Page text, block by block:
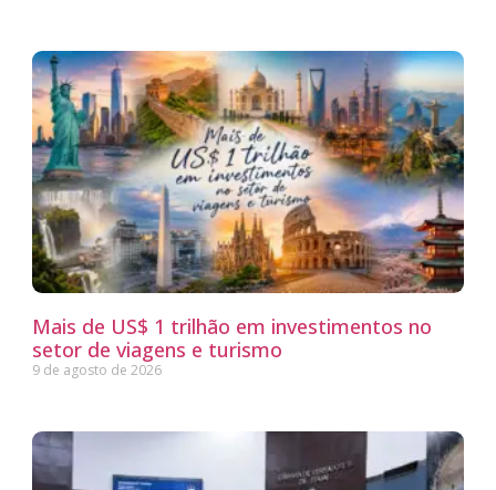
Mais de US$ 1 trilhão em investimentos no
setor de viagens e turismo
9 de agosto de 2026